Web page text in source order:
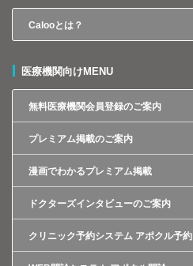
Calooとは？
医療機関向けMENU
無料医療機関会員登録のご案内
プレミアム掲載のご案内
漫画でわかるプレミアム掲載
ドクターズインタビューのご案内
クリニック予約システム アポクル予約